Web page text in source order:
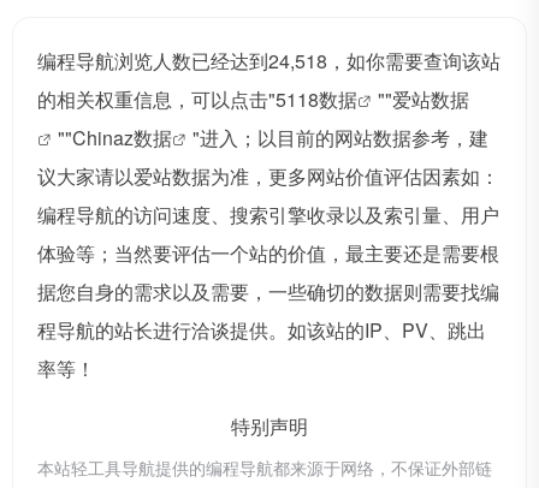
编程导航浏览人数已经达到24,518，如你需要查询该站
的相关权重信息，可以点击"5118数据 ""爱站数据
""Chinaz数据
"进入；以目前的网站数据参考，建
议大家请以爱站数据为准，更多网站价值评估因素如：
编程导航的访问速度、搜索引擎收录以及索引量、用户
体验等；当然要评估一个站的价值，最主要还是需要根
据您自身的需求以及需要，一些确切的数据则需要找编
程导航的站长进行洽谈提供。如该站的IP、PV、跳出
率等！
特别声明
本站轻工具导航提供的编程导航都来源于网络，不保证外部链